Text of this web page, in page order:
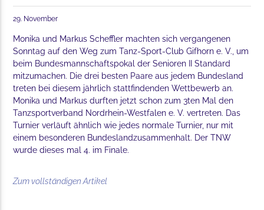
29. November
Monika und Markus Scheffler machten sich vergangenen
Sonntag auf den Weg zum Tanz-Sport-Club Gifhorn e. V., um
beim Bundesmannschaftspokal der Senioren II Standard
mitzumachen. Die drei besten Paare aus jedem Bundesland
treten bei diesem jährlich stattfindenden Wettbewerb an.
Monika und Markus durften jetzt schon zum 3ten Mal den
Tanzsportverband Nordrhein-Westfalen e. V. vertreten. Das
Turnier verläuft ähnlich wie jedes normale Turnier, nur mit
einem besonderen Bundeslandzusammenhalt. Der TNW
wurde dieses mal 4. im Finale.
Zum vollständigen Artikel